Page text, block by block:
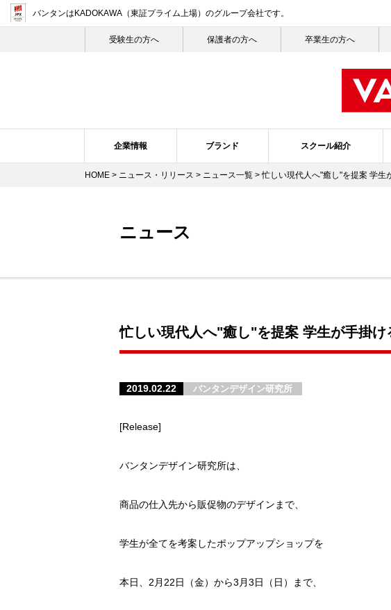
バンタンはKADOKAWA（東証プライム上場） のグループ会社です。
受験生の⽅へ 保護者の方へ 卒業生の方へ
企業情報 ブランド スクール紹介
HOME > ニュース・リリース > ニュース一覧 > 忙しい現代人へ"癒し"を提案 学生
ニュース
忙しい現代人へ"癒し"を提案 学生が手掛け
2019.02.22 バンタンデザイン研究所
[Release]
バンタンデザイン研究所は、
商品の仕入先から販促物のデザインまで、
学生が全てを考案したポップアップショップを
本日、2月22日（金）から3月3日（日）まで、